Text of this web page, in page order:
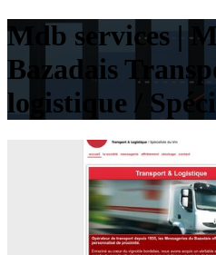
Mdb services |
Bazadais
logistique /